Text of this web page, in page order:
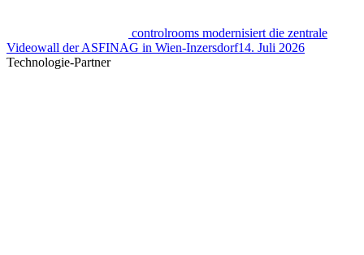
controlrooms modernisiert die zentrale
Videowall der ASFINAG in Wien-Inzersdorf14. Juli 2026
Technologie-Partner